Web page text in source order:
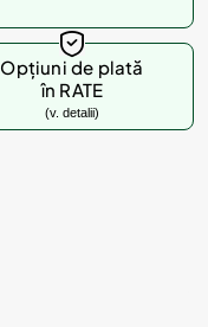
Opțiuni de plată
în RATE
(v. detalii)